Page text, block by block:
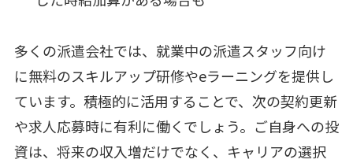
多くの派遣会社では、就業中の派遣スタッフ向け
に無料のスキルアップ研修やeラーニングを提供し
ています。積極的に活用することで、次の契約更新
や求人応募時に有利に働くでしょう。ご自身への投
資は、将来の収入増だけでなく、キャリアの選択